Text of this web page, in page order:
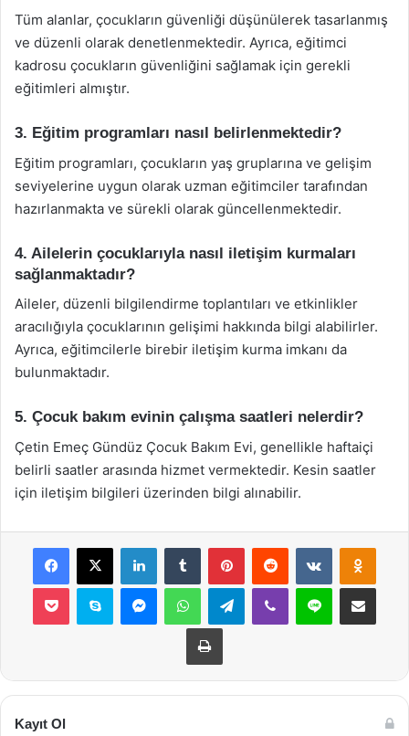
Tüm alanlar, çocukların güvenliği düşünülerek tasarlanmış
ve düzenli olarak denetlenmektedir. Ayrıca, eğitimci
kadrosu çocukların güvenliğini sağlamak için gerekli
eğitimleri almıştır.
3. Eğitim programları nasıl belirlenmektedir?
Eğitim programları, çocukların yaş gruplarına ve gelişim
seviyelerine uygun olarak uzman eğitimciler tarafından
hazırlanmakta ve sürekli olarak güncellenmektedir.
4. Ailelerin çocuklarıyla nasıl iletişim kurmaları
sağlanmaktadır?
Aileler, düzenli bilgilendirme toplantıları ve etkinlikler
aracılığıyla çocuklarının gelişimi hakkında bilgi alabilirler.
Ayrıca, eğitimcilerle birebir iletişim kurma imkanı da
bulunmaktadır.
5. Çocuk bakım evinin çalışma saatleri nelerdir?
Çetin Emeç Gündüz Çocuk Bakım Evi, genellikle haftaiçi
belirli saatler arasında hizmet vermektedir. Kesin saatler
için iletişim bilgileri üzerinden bilgi alınabilir.
Facebook
X LinkedInTumblr PinterestReddit VKontakte
Pocket Skype MessengerWhatsAppTelegramViber Line E-Posta ile
Yazdır
Kayıt Ol